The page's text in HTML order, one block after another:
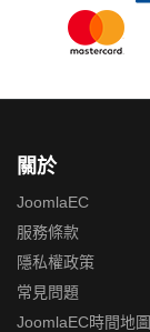
關於
JoomlaEC
服務條款
隱私權政策
常見問題
JoomlaEC時間地圖